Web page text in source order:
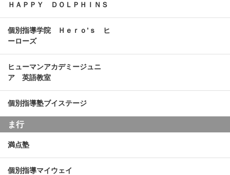
ＨＡＰＰＹ ＤＯＬＰＨＩＮＳ
個別指導学院 Ｈｅｒｏ’ｓ ヒ
ーローズ
ヒューマンアカデミージュニ
ア 英語教室
個別指導塾ブイステージ
ま行
満点塾
個別指導マイウェイ